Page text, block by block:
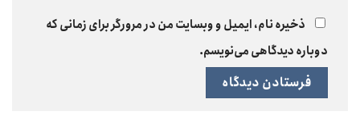
ذخیره نام، ایمیل و وبسایت من در مرورگر برای زمانی که
دوباره دیدگاهی می‌نویسم.